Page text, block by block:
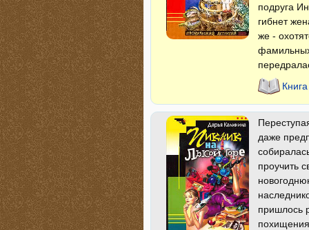
подруга
гибнет
же -
даже
проучить
пришлось